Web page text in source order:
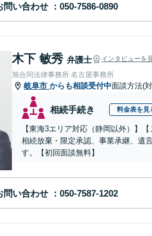
問い合わせ
木下 敏秀 弁護士 インタビューを
旭合同法律事務所 名古屋事務所
岐阜市 からも相談受付中面談方法(
相続手続き 料金表を見
【東海3エリア対応（静岡以外）】
相続放棄・限定承認、事業承継、遺
す。【初回面談無料】
問い合わせ